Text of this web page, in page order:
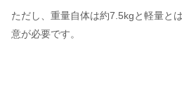
ただし、重量自体は約7.5kgと軽量と
意が必要です。